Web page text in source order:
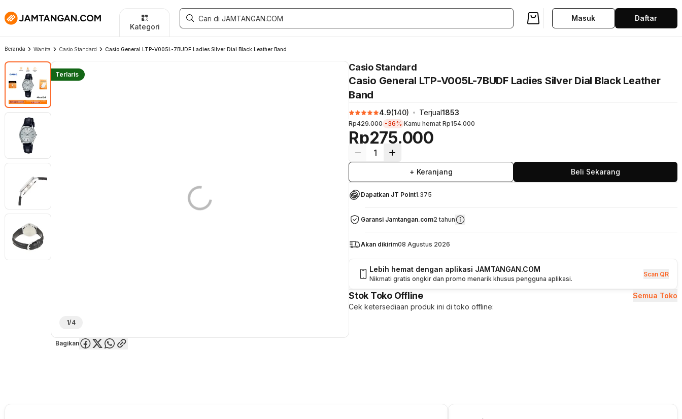
Kategori
Masuk Daftar
Beranda Wanita Casio Standard Casio General LTP-V005L-7BUDF Ladies Silver Dial Black Leather Band
Terlaris
1/4
Bagikan
Casio Standard
Casio General LTP-V005L-7BUDF Ladies Silver Dial Black Leather
Band
4.9(140) Terjual1853
Rp275.000
Rp429.000 -36% Kamu hemat Rp154.000
1
+ Keranjang Beli Sekarang
Dapatkan JT Point1.375
Garansi Jamtangan.com2 tahun
Akan dikirim08 Agustus 2026
Lebih hemat dengan aplikasi JAMTANGAN.COM
Nikmati gratis ongkir dan promo menarik khusus pengguna aplikasi.
Scan QR
Stok Toko Offline
Semua Toko
Cek ketersediaan produk ini di toko offline: